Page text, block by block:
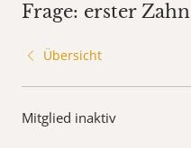
Frage: erster Zahn
Übersicht
Mitglied inaktiv